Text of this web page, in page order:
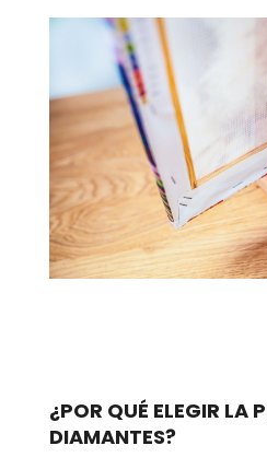
¿POR QUÉ ELEGIR LA
DIAMANTES?